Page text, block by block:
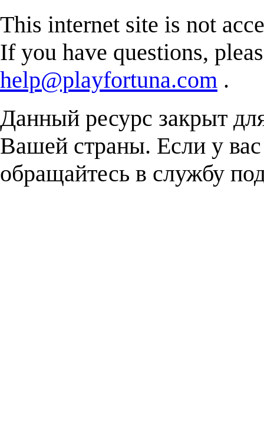
This internet site is not
If you have questions,
help@playfortuna.com .
Данный ресурс закрыт
Вашей страны. Если у
обращайтесь в службу